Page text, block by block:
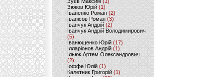
Зюков Юрій (1)
Іваненко Роман (2)
Іванісов Роман (3)
Іванчук Андрій(2)
Іванчук Андрій Володимирович
(5)
Іванющенко Юрій (17)
Ілларіонов Андрій (1)
Ільюк Артем Олександрович
(2)
Іоффе Юлій (1)
Калетник Григорій(1)